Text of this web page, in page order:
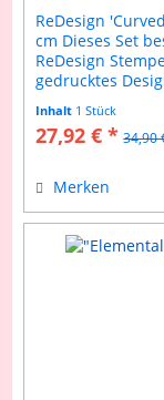
ReDesign
cm Dieses Set
ReDesign
gedrucktes
Inhalt 1 Stück
27,92 € * 34,90
Merken